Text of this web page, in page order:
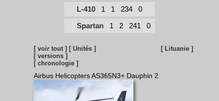
L-410
1 1 234
0
Spartan
1 2 241 0
[ voir tout ] [ Unités ]
[ versions ]
[ chronologie ]
Airbus Helicopters AS365N3+ Dauphin 2
[ Lituanie ]